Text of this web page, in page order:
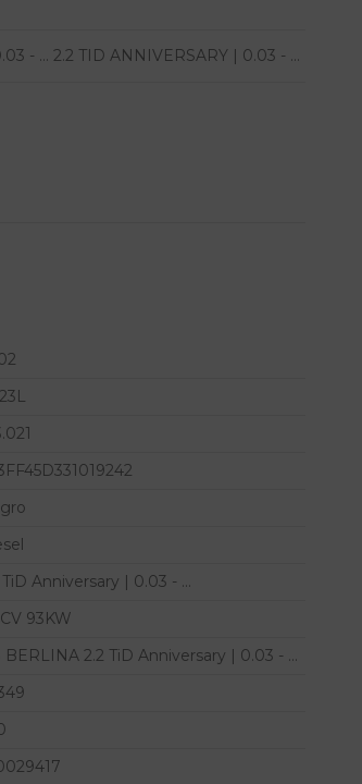
- ... 2.2 TID ANNIVERSARY | 0.03 - ...
TiD Anniversary | 0.03 - ...
93KW
BERLINA 2.2 TiD Anniversary | 0.03 - ...